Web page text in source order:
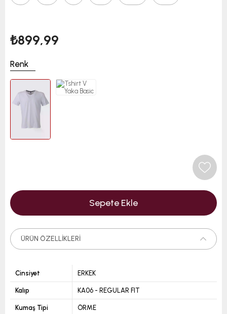
₺899,99
Renk
ÜRÜN ÖZELLIKLERI
Cinsiyet ERKEK
Kalıp KA06 - REGULAR FIT
Kumaş Tipi ÖRME